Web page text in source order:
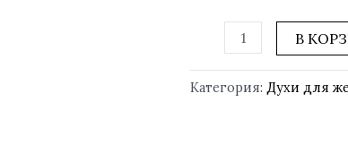
В
Категория: Духи для